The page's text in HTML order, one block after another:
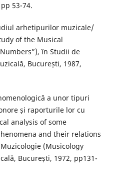
53-74.
arhetipurilor muzicale/
of the Musical
în Studii de
București, 1987,
a unor tipuri
și raporturile lor cu
analysis of some
and their relations
(Musicology
București, 1972, pp131-